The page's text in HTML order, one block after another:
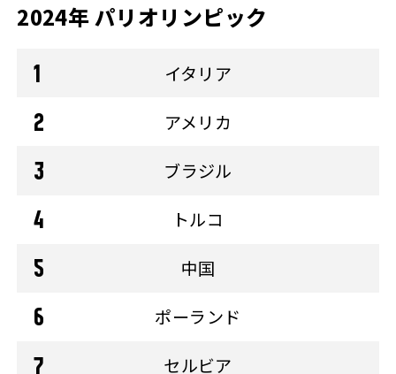
2024年 パリオリンピック
イタリア
アメリカ
ブラジル
トルコ
中国
ポーランド
セルビア